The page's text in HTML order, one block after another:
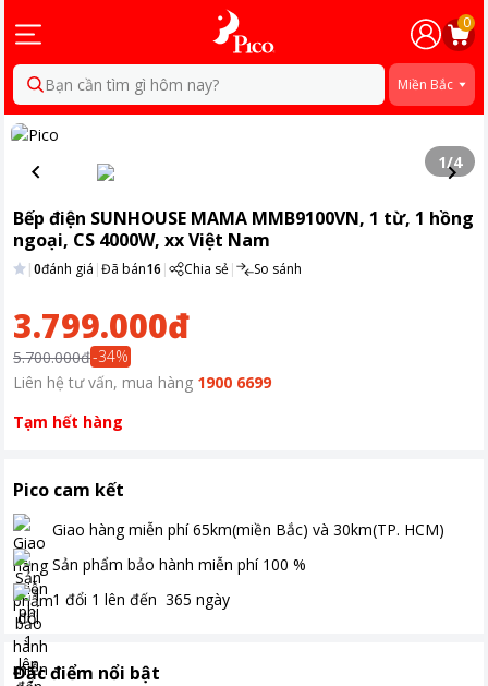
0
Bạn cần tìm gì hôm nay? Miền Bắc
1/4
Bếp điện SUNHOUSE MAMA MMB9100VN, 1 từ, 1 hồng
ngoại, CS 4000W, xx Việt Nam
|0đánh giá |Đã bán16 | Chia sẻ| So sánh
3.799.000đ
5.700.000đ-34%
Liên hệ tư vấn, mua hàng 1900 6699
Tạm hết hàng
Pico cam kết
Giao hàng miễn phí 65km(miền Bắc) và 30km(TP. HCM)
Sản phẩm bảo hành miễn phí 100 %
1 đổi 1 lên đến 365 ngày
Đặc điểm nổi bật